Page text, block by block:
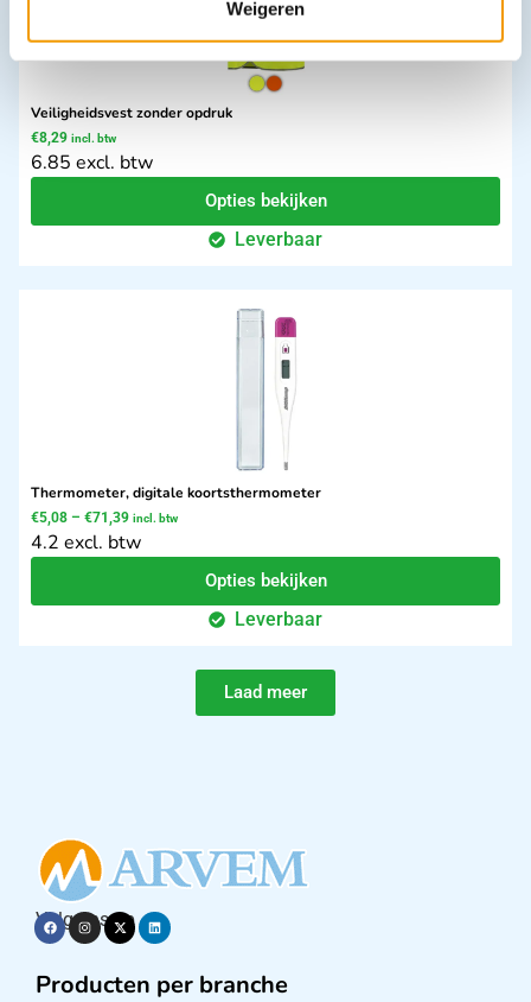
Weigeren
Veiligheidsvest zonder opdruk
€8,29 incl. btw
6.85 excl. btw
Opties bekijken
Leverbaar
Thermometer, digitale koortsthermometer
€5,08 – €71,39 incl. btw
4.2 excl. btw
Opties bekijken
Leverbaar
Laad meer
Volg ons op
Producten per branche